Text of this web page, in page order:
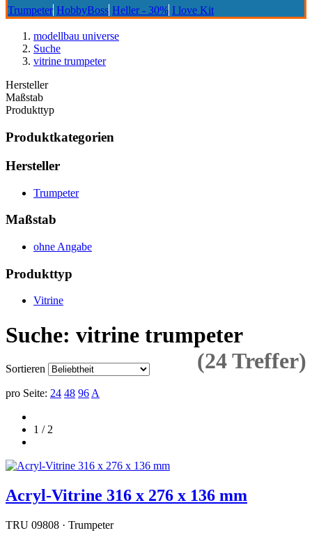
Trumpeter HobbyBoss Heller - 30% I love Kit
modellbau universe
Suche
vitrine trumpeter
Hersteller
Maßstab
Produkttyp
Produktkategorien
Hersteller
Trumpeter
Maßstab
ohne Angabe
Produkttyp
Vitrine
Suche: vitrine trumpeter
(24 Treffer)
Sortieren
pro Seite: 24 48 96 A
1 / 2
Acryl-Vitrine 316 x 276 x 136 mm
TRU 09808 · Trumpeter